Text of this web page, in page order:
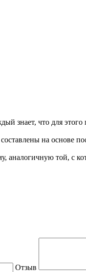
знает, что для
на основе
аналогичную той, с
Отзыв